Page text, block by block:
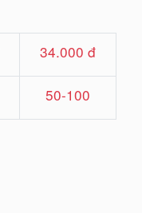
34.000 đ
50-100